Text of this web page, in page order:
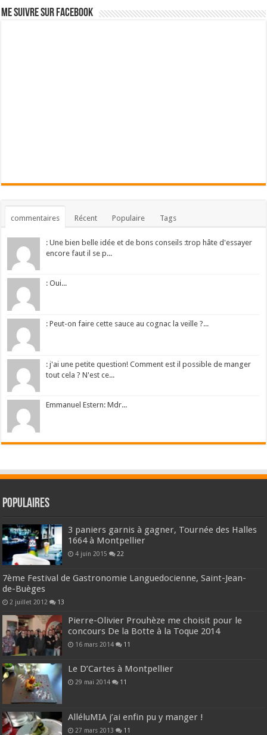
Me suivre sur Facebook
commentaires Récent Populaire Tags
: Une bien belle idée et de bons conseils :trop hâte d'essayer
encore faut il se p...
: Oui...
: Peut-on faire cette sauce au cognac la veille ?...
: j'ai une petite question! Comment est il possible de manger
tout cela ? N'est ce...
Emmanuel Estern: Mdr...
Populaires
3 paniers garnis à gagner, Tournée des Halles
1664 à Montpellier
4 juin 2015 22
7ème Festival de Gastronomie Languedocienne, Saint-Jean-
de-Buèges
2 juillet 2012 13
Pierre-Olivier Prouhèze me choisit pour le
concours De la Botte à la Toque 2014
16 mars 2014 11
Le D’Cartes à Montpellier
29 mai 2014 11
AlléluMIA j’ai enfin pu y manger !
27 mars 2013 11